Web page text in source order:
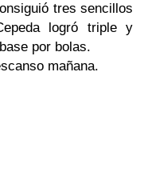
tres sencillos
logró triple y
por bolas.
mañana.